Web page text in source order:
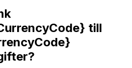
till